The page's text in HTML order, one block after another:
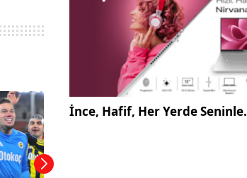
İnce, Hafif, Her Yerde Seninle.